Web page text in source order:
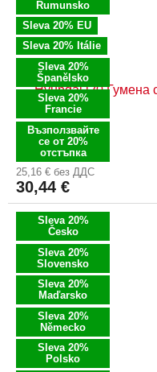
Rumunsko
Sleva 20% EU
Sleva 20% Itálie
Sleva 20%
Španělsko
Sleva 20%
Francie
Възползвайте
се от 20%
отстъпка
Hyundai i20 Гумена
25,16 € без ДДС
30,44 €
Sleva 20%
Česko
Sleva 20%
Slovensko
Sleva 20%
Maďarsko
Sleva 20%
Německo
Sleva 20%
Polsko